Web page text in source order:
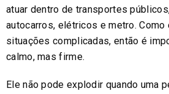
atuar dentro de transportes
autocarros, elétricos e metro.
situações complicadas, então é
calmo, mas firme.
Ele não pode explodir quando uma